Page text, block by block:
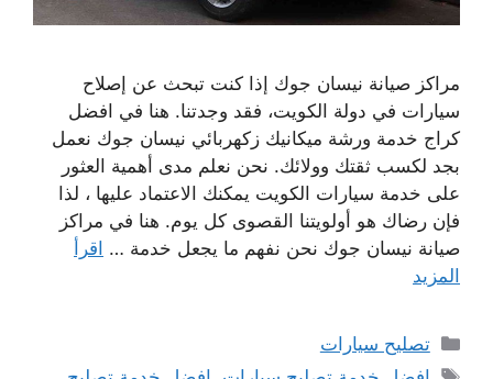
مراكز صيانة نيسان جوك إذا كنت تبحث عن إصلاح
سيارات في دولة الكويت، فقد وجدتنا. هنا في افضل
كراج خدمة ورشة ميكانيك زكهربائي نيسان جوك نعمل
بجد لكسب ثقتك وولائك. نحن نعلم مدى أهمية العثور
على خدمة سيارات الكويت يمكنك الاعتماد عليها ، لذا
فإن رضاك ​​هو أولويتنا القصوى كل يوم. هنا في مراكز
صيانة نيسان جوك نحن نفهم ما يجعل خدمة … اقرأ
المزيد
التصنيفات
تصليح سيارات
الوسوم